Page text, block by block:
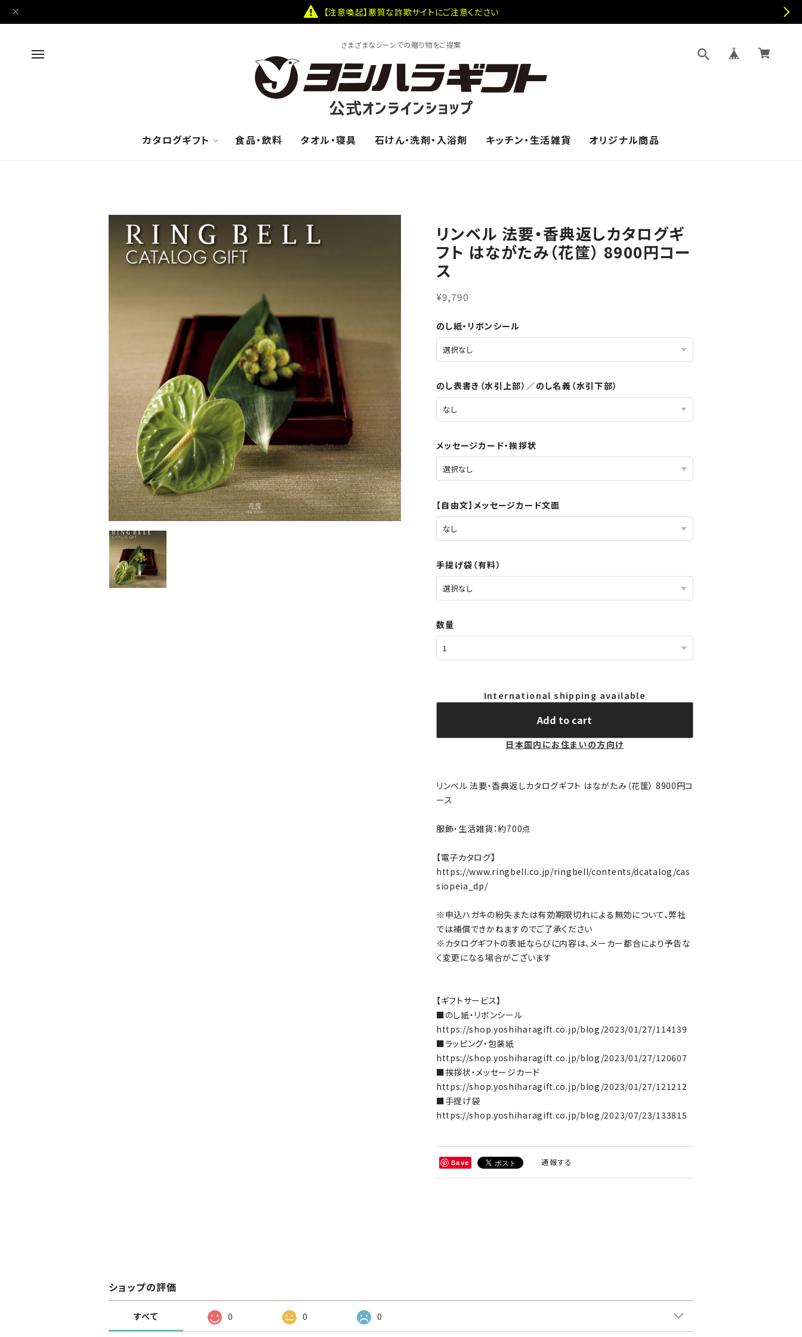
【注意喚起】悪質な詐欺サイトにご注意ください
さまざまなシーンでの贈り物をご提案
カタログギフト 食品・飲料 タオル・寝具 石けん・洗剤・入浴剤 キッチン・生活雑貨 オリジナル商品
リンベル 法要・香典返しカタログギ
フト はながたみ（花筺） 8900円コー
ス
¥9,790
のし紙・リボンシール
のし表書き（水引上部）／のし名義（水引下部）
メッセージカード・挨拶状
【自由文】メッセージカード文面
手提げ袋（有料）
数量
International shipping available
Add to cart
日本国内にお住まいの方向け
リンベル 法要・香典返しカタログギフト はながたみ（花筺） 8900円コ
ース
服飾・生活雑貨：約700点
【電子カタログ】
https://www.ringbell.co.jp/ringbell/contents/dcatalog/cas
siopeia_dp/
※申込ハガキの紛失または有効期限切れによる無効について、弊社
では補償できかねますのでご了承ください
※カタログギフトの表紙ならびに内容は、メーカー都合により予告な
く変更になる場合がございます
【ギフトサービス】
■のし紙・リボンシール
https://shop.yoshiharagift.co.jp/blog/2023/01/27/114139
■ラッピング・包装紙
https://shop.yoshiharagift.co.jp/blog/2023/01/27/120607
■挨拶状・メッセージカード
https://shop.yoshiharagift.co.jp/blog/2023/01/27/121212
■手提げ袋
https://shop.yoshiharagift.co.jp/blog/2023/07/23/133815
Save 通報する
ショップの評価
すべて 0 0 0